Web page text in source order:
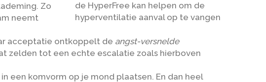
de HyperFree kan helpen om de
hyperventilatie aanval op te vangen
Zo
neemt
acceptatie ontkoppelt de angst-versnelde
zelden tot een echte escalatie zoals hierboven
een komvorm op je mond plaatsen. En dan heel